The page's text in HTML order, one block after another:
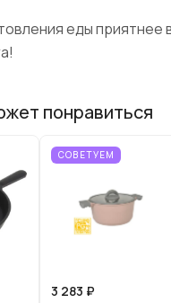
еды приятнее
понравиться
СОВЕТУЕМ
3 283 ₽